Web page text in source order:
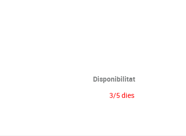
Disponibilitat
3/5 dies